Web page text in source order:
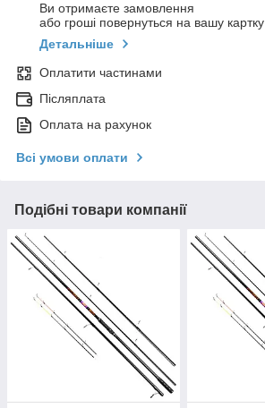
Ви отримаєте замовлення
або гроші повернуться на вашу картку
Детальніше
Оплатити частинами
Післяплата
Оплата на рахунок
Всі умови оплати
Подібні товари компанії